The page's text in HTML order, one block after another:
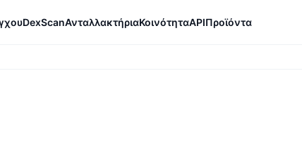
DexScanΑνταλλακτήριαΚοινότηταAPIΠροϊόντα